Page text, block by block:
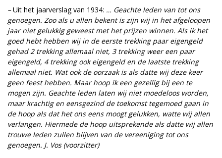
–Uit het jaarverslag van 1934: … Geachte leden van tot ons
genoegen. Zoo als u allen bekent is zijn wij in het afgeloopen
jaar niet gelukkig geweest met het prijzen winnen. Als ik het
goed hebt hebben wij in de eerste trekking paar eigengeld
gehad 2 trekking allemaal niet, 3 trekking weer een paar
eigengeld, 4 trekking ook eigengeld en de laatste trekking
allemaal niet. Wat ook de oorzaak is als datte wij deze keer
geen feest hebben. Maar hoop ik een gezellig bij een te
mogen zijn. Geachte leden laten wij niet moedeloos worden,
maar krachtig en eensgezind de toekomst tegemoed gaan in
de hoop als dat het ons eens moogt gelukken, watte wij allen
verlangen. Hiermede de hoop uitsprekende als datte wij allen
trouwe leden zullen blijven van de vereeniging tot ons
genoegen. J. Vos (voorzitter)